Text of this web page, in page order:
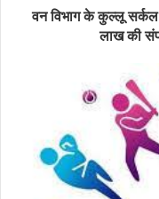
वन विभाग के कुल्लू
लाख की